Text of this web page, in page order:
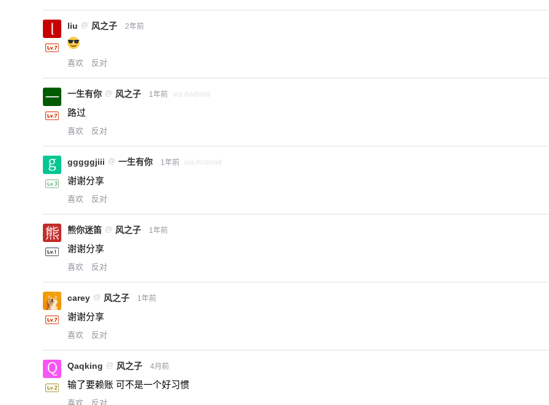
liu @ 风之子 2年前
喜欢 反对
一生有你 @ 风之子 1年前 via Android
路过
喜欢 反对
gggggjiii @ 一生有你 1年前 via Android
谢谢分享
喜欢 反对
熊你迷笛 @ 风之子 1年前
谢谢分享
喜欢 反对
carey @ 风之子 1年前
谢谢分享
喜欢 反对
Qaqking @ 风之子 4月前
输了要赖账 可不是一个好习惯
喜欢 反对